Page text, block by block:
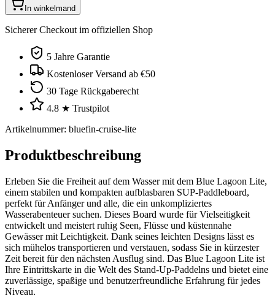
In winkelmand
Sicherer Checkout im offiziellen Shop
5 Jahre Garantie
Kostenloser Versand ab €50
30 Tage Rückgaberecht
4.8 ★ Trustpilot
Artikelnummer: bluefin-cruise-lite
Produktbeschreibung
Erleben Sie die Freiheit auf dem Wasser mit dem Blue Lagoon Lite,
einem stabilen und kompakten aufblasbaren SUP-Paddleboard,
perfekt für Anfänger und alle, die ein unkompliziertes
Wasserabenteuer suchen. Dieses Board wurde für Vielseitigkeit
entwickelt und meistert ruhig Seen, Flüsse und küstennahe
Gewässer mit Leichtigkeit. Dank seines leichten Designs lässt es
sich mühelos transportieren und verstauen, sodass Sie in kürzester
Zeit bereit für den nächsten Ausflug sind. Das Blue Lagoon Lite ist
Ihre Eintrittskarte in die Welt des Stand-Up-Paddelns und bietet eine
zuverlässige, spaßige und benutzerfreundliche Erfahrung für jedes
Niveau.